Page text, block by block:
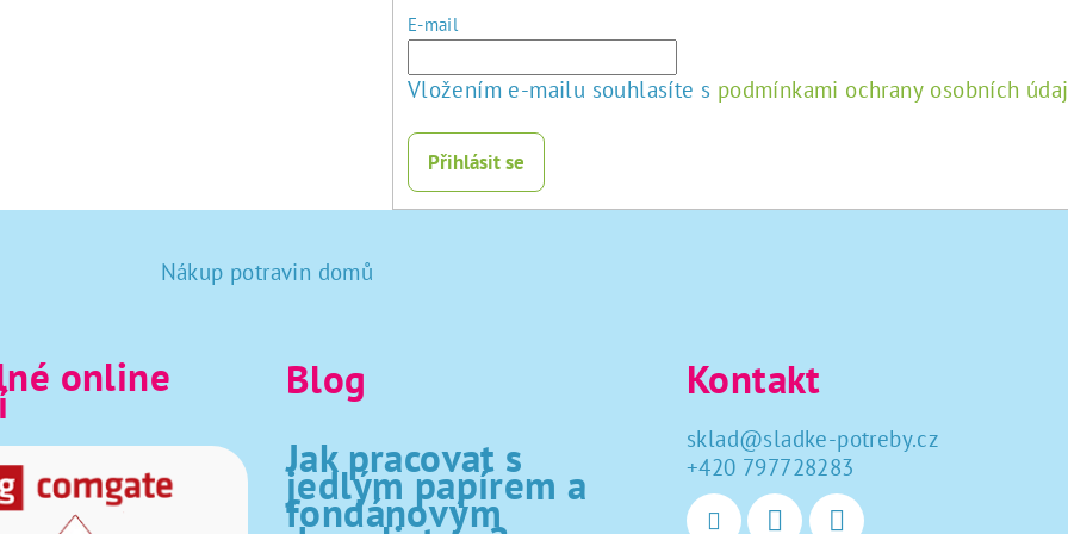
E-mail
Vložením e-mailu souhlasíte s podmínkami ochrany osobních
Přihlásit se
Nákup potravin domů
online
Blog
Jak pracovat s
jedlým papírem a
fondánovým
Kontakt
sklad@sladke-potreby.cz
+420 797728283